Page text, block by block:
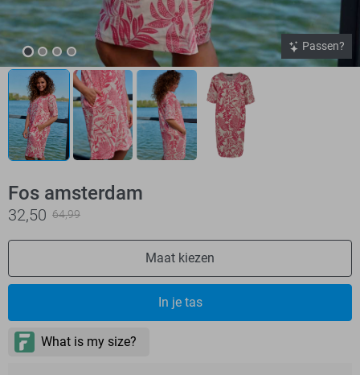
Passen?
Fos amsterdam
32,50 64,99
Maat kiezen
In je tas